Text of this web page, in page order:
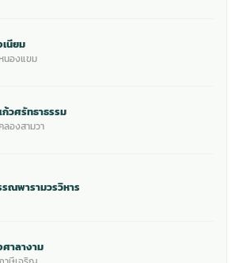
นียม
นองแขม
วศรัทธาธรรม
ลองสามวา
ณพารามวรวิหาร
าลางาม